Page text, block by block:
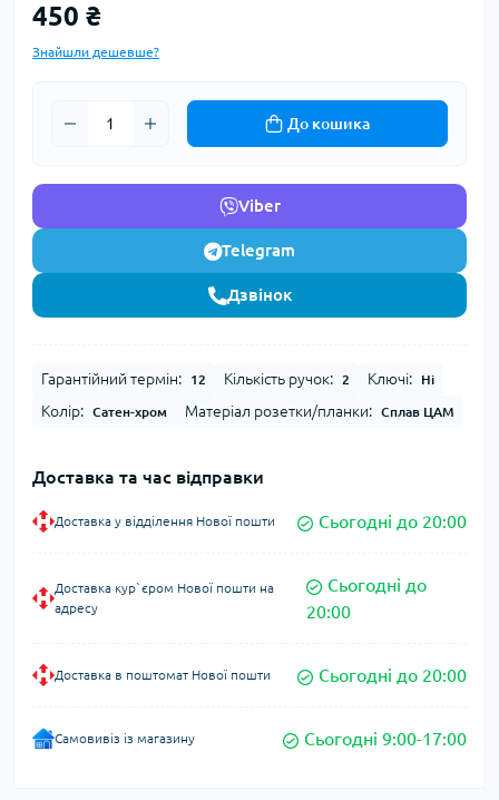
450 ₴
Знайшли дешевше?
До кошика
Viber
Telegram
Дзвінок
Гарантійний термін: 12 Кількість ручок: 2 Ключі: Ні
Колір: Сатен-хром Матеріал розетки/планки: Сплав ЦАМ
Доставка та час відправки
Доставка у відділення Нової пошти Сьогодні до 20:00
Доставка кур`єром Нової пошти на
адресу
Сьогодні до
20:00
Доставка в поштомат Нової пошти Сьогодні до 20:00
Самовивіз із магазину Сьогодні 9:00-17:00